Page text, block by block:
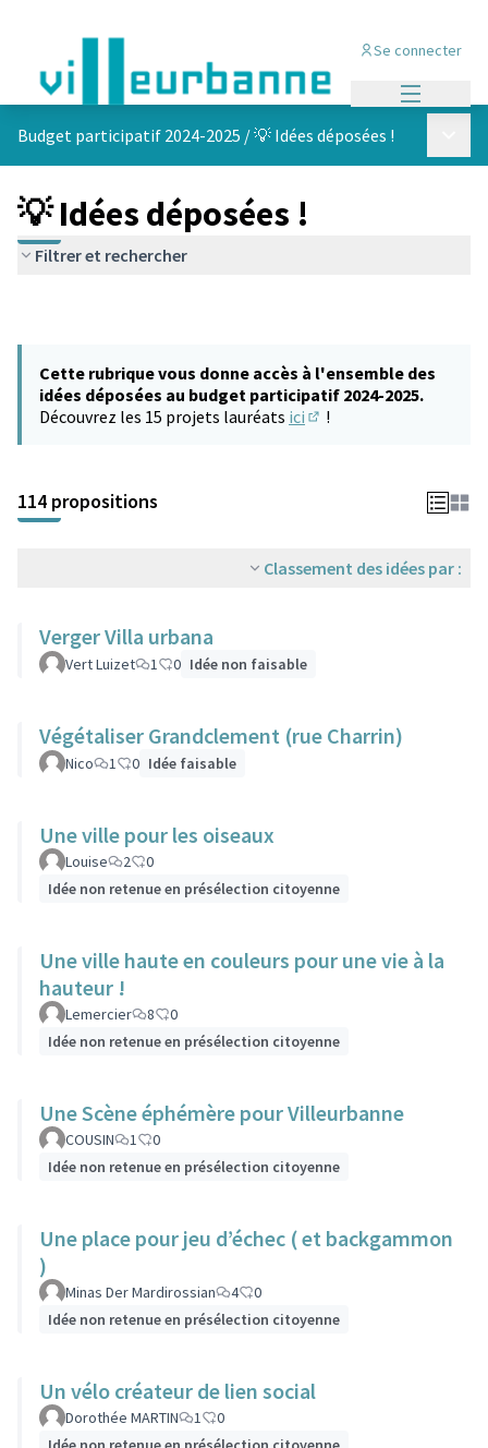
Se connecter
Budget participatif 2024-2025 /💡 Idées déposées !
💡 Idées déposées !
Filtrer et rechercher
Cette rubrique vous donne accès à l'ensemble des
idées déposées au budget participatif 2024-2025.
Découvrez les 15 projets lauréats ici !
114 propositions
Classement des idées par :
Verger Villa urbana
Vert Luizet 1 0 Idée non faisable
Végétaliser Grandclement (rue Charrin)
Nico 1 0 Idée faisable
Une ville pour les oiseaux
Louise 2
0
Idée non retenue en présélection citoyenne
Une ville haute en couleurs pour une vie à la
hauteur !
Lemercier 8
0
Idée non retenue en présélection citoyenne
Une Scène éphémère pour Villeurbanne
COUSIN 1
0
Idée non retenue en présélection citoyenne
Une place pour jeu d’échec ( et backgammon
)
Minas Der Mardirossian 4
0
Idée non retenue en présélection citoyenne
Un vélo créateur de lien social
Dorothée MARTIN 1
0